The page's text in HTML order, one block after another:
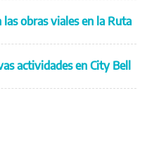
obras viales en la Ruta
actividades en City Bell